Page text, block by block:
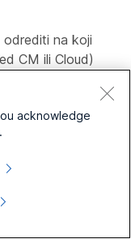
odrediti na koji
CM ili Cloud)
od
ili oboje.
acknowledge